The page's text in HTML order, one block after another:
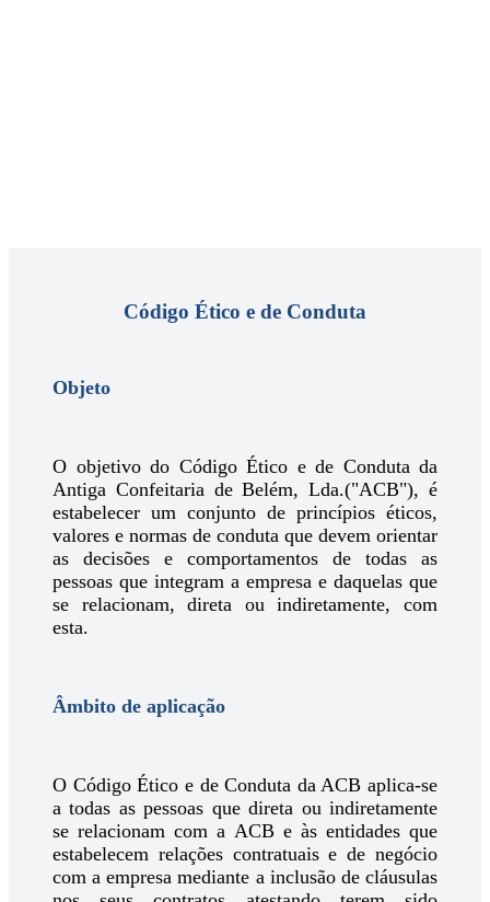
Código Ético e de Conduta
Objeto
O objetivo do Código Ético e de Conduta da
Antiga Confeitaria de Belém, Lda.("ACB"), é
estabelecer um conjunto de princípios éticos,
valores e normas de conduta que devem orientar
as decisões e comportamentos de todas as
pessoas que integram a empresa e daquelas que
se relacionam, direta ou indiretamente, com
esta.
Âmbito de aplicação
O Código Ético e de Conduta da ACB aplica-se
a todas as pessoas que direta ou indiretamente
se relacionam com a ACB e às entidades que
estabelecem relações contratuais e de negócio
com a empresa mediante a inclusão de cláusulas